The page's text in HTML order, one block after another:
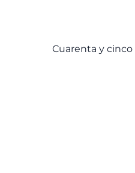
Cuarenta y cinco